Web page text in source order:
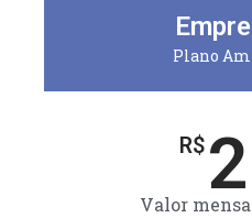
Plano
R$
Valor